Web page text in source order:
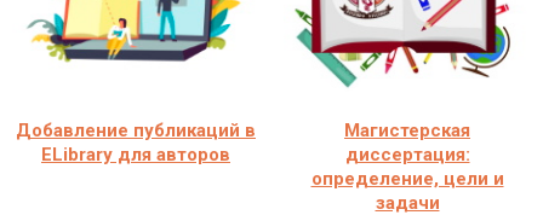
Добавление публикаций в
ELibrary для авторов
Магистерская
диссертация:
определение, цели и
задачи